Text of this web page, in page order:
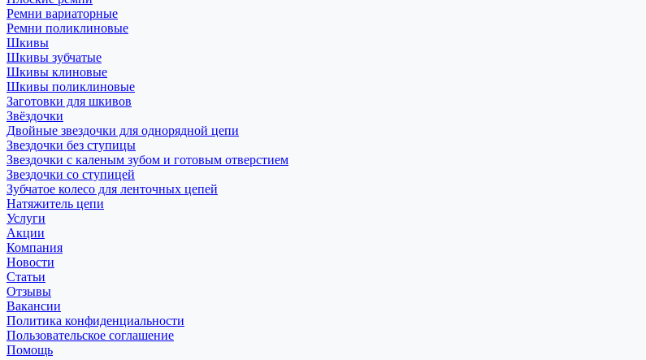
Ремни вариаторные
Ремни поликлиновые
Шкивы
Шкивы зубчатые
Шкивы клиновые
Шкивы поликлиновые
Заготовки для шкивов
Звёздочки
Двойные звездочки для однорядной цепи
Звездочки без ступицы
Звездочки с каленым зубом и готовым отверстием
Звездочки со ступицей
Зубчатое колесо для ленточных цепей
Натяжитель цепи
Услуги
Акции
Компания
Новости
Статьи
Отзывы
Вакансии
Политика конфиденциальности
Пользовательское соглашение
Помощь